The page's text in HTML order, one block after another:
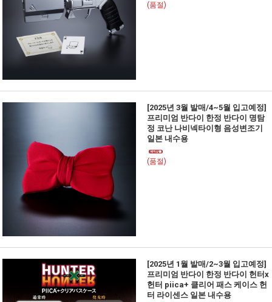
(품절)
[2025년 3월 발매/4~5월 입고예정]
프리미엄 반다이 한정 반다이 명탐
정 코난 나비넥타이형 음성변조기
일본 내수용
(품절)
[2025년 1월 발매/2~3월 입고예정]
프리미엄 반다이 한정 반다이 헌터x
헌터 piica+ 클리어 패스 케이스 헌
터 라이센스 일본 내수용